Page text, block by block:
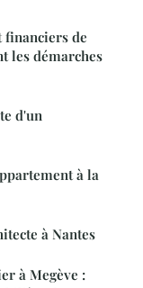
financiers de
les démarches
d'un
à la
à Nantes
à Megève :